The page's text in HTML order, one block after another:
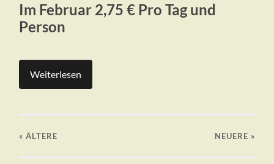
Im Februar 2,75 € Pro Tag und
Person
Weiterlesen
« ÄLTERE NEUERE »